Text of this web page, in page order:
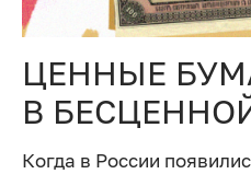
ЦЕННЫЕ
В
Когда в России